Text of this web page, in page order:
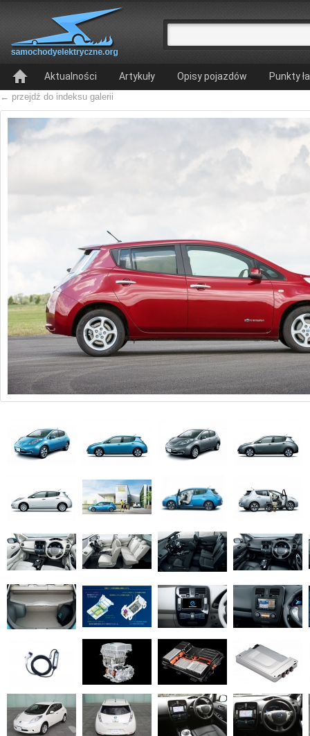
Aktualności Artykuły Opisy pojazdów Punkty
← przejdź do indeksu galerii